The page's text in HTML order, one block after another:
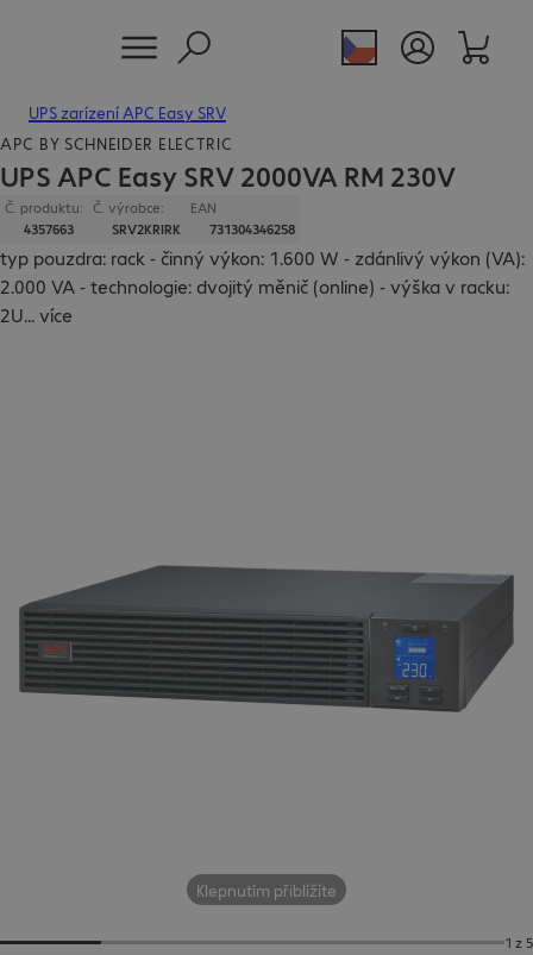
UPS zarízení APC Easy SRV
Klepnutím přiblížíte
1 z 5
APC BY SCHNEIDER ELECTRIC
UPS APC Easy SRV 2000VA RM 230V
Č. produktu:
4357663
Č. výrobce:
SRV2KRIRK
EAN
731304346258
typ pouzdra: rack - činný výkon: 1.600 W - zdánlivý výkon (VA):
2.000 VA - technologie: dvojitý měnič (online) - výška v racku:
2U...více